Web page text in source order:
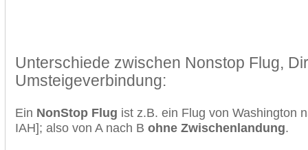
Unterschiede zwischen Nonstop Flug,
Umsteigeverbindung:
Ein NonStop Flug ist z.B. ein Flug von Washington
IAH]; also von A nach B ohne Zwischenlandung.